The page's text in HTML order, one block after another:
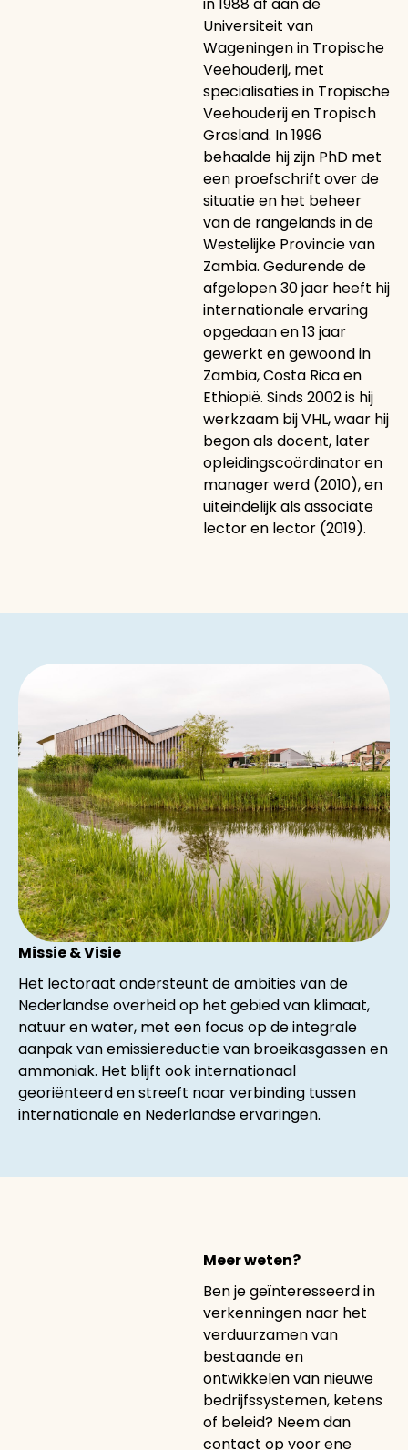
Universiteit van
Wageningen in Tropische
Veehouderij, met
specialisaties in Tropische
Veehouderij en Tropisch
Grasland. In 1996
behaalde hij zijn PhD met
een proefschrift over de
situatie en het beheer
van de rangelands in de
Westelijke Provincie van
Zambia. Gedurende de
afgelopen 30 jaar heeft hij
internationale ervaring
opgedaan en 13 jaar
gewerkt en gewoond in
Zambia, Costa Rica en
Ethiopië. Sinds 2002 is hij
werkzaam bij VHL, waar hij
begon als docent, later
opleidingscoördinator en
manager werd (2010), en
uiteindelijk als associate
lector en lector (2019).
Missie & Visie
Het lectoraat ondersteunt de ambities van de
Nederlandse overheid op het gebied van klimaat,
natuur en water, met een focus op de integrale
aanpak van emissiereductie van broeikasgassen en
ammoniak. Het blijft ook internationaal
georiënteerd en streeft naar verbinding tussen
internationale en Nederlandse ervaringen.
Meer weten?
Ben je geïnteresseerd in
verkenningen naar het
verduurzamen van
bestaande en
ontwikkelen van nieuwe
bedrijfssystemen, ketens
of beleid? Neem dan
contact op voor ene